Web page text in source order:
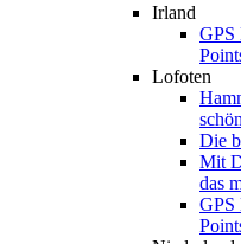
Irland
GPS
Lofoten
Die
Mit
das
GPS